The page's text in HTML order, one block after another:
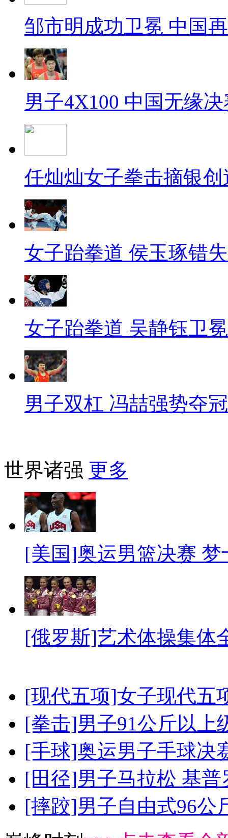
邹市明成功卫冕 中国
男子4X100 中国无缘
任灿灿女子拳击摘银
女子跆拳道 侯玉琢错
女子跆拳道 吴静钰卫冕
男子双杠 冯喆强势夺冠
世界诸强 更多
[美国]奥运男篮决赛
[俄罗斯]艺术体操集体
[现代五项]女子现代五
[拳击]男子91公斤以上
[手球]奥运男子手球决
[田径]男子马拉松 基
[摔跤]男子自由式96公